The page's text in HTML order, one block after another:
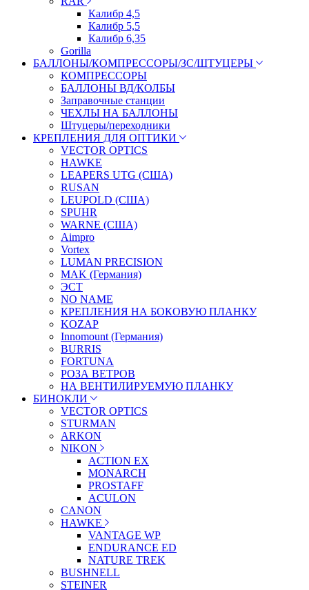
Калибр 4,5
Калибр 5,5
Калибр 6,35
Gorilla
БАЛЛОНЫ/КОМПРЕССОРЫ/ЗС/ШТУЦЕРЫ
КОМПРЕССОРЫ
БАЛЛОНЫ ВД/КОЛБЫ
Заправочные станции
ЧЕХЛЫ НА БАЛЛОНЫ
Штуцеры/переходники
КРЕПЛЕНИЯ ДЛЯ ОПТИКИ
VECTOR OPTICS
HAWKE
LEAPERS UTG (США)
RUSAN
LEUPOLD (США)
SPUHR
WARNE (США)
Aimpro
Vortex
LUMAN PRECISION
MAK (Германия)
ЭСТ
NO NAME
КРЕПЛЕНИЯ НА БОКОВУЮ ПЛАНКУ
KOZAP
Innomount (Германия)
BURRIS
FORTUNA
РОЗА ВЕТРОВ
НА ВЕНТИЛИРУЕМУЮ ПЛАНКУ
БИНОКЛИ
VECTOR OPTICS
STURMAN
ARKON
NIKON
ACTION EX
MONARCH
PROSTAFF
ACULON
CANON
HAWKE
VANTAGE WP
ENDURANCE ED
NATURE TREK
BUSHNELL
STEINER